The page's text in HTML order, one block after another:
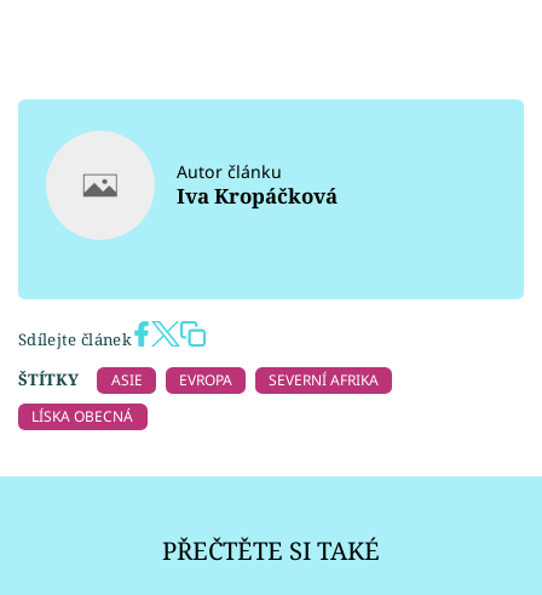
Autor článku
Iva Kropáčková
Sdílejte článek
ŠTÍTKY
ASIE EVROPA
SEVERNÍ AFRIKA
LÍSKA OBECNÁ
PŘEČTĚTE SI TAKÉ